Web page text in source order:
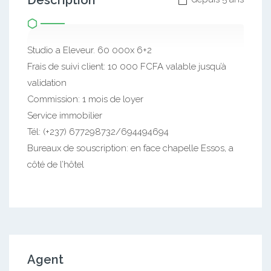
Studio a Eleveur. 60 000x 6+2
Frais de suivi client: 10 000 FCFA valable jusqu’à
validation
Commission: 1 mois de loyer
Service immobilier
Tél: (+237) 677298732/694494694
Bureaux de souscription: en face chapelle Essos, a
côté de l’hôtel
Agent